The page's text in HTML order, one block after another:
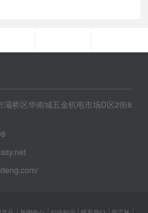
灞桥区华南城五金机电市场D区2街8